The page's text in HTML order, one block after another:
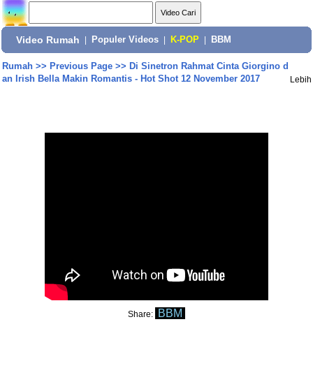
Video Rumah Populer Videos K-POP BBM
Rumah>> Previous Page>> Di Sinetron Rahmat Cinta Giorgino d
an Irish Bella Makin Romantis - Hot Shot 12 November 2017
Lebih
Share: BBM